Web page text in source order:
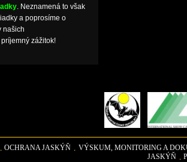
. Neznamená to však
a poprosíme o
našich
zážitok!
OCHRANA JASKÝŇ
VÝSKUM, MONITORING A
JASKÝŇ